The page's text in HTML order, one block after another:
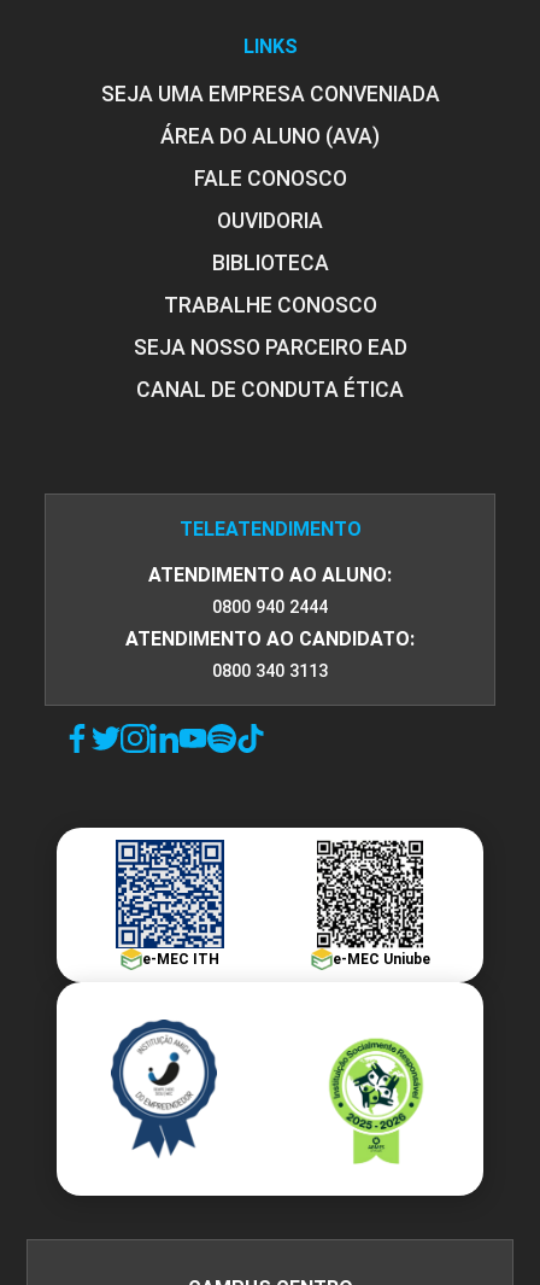
LINKS
SEJA UMA EMPRESA CONVENIADA
ÁREA DO ALUNO (AVA)
FALE CONOSCO
OUVIDORIA
BIBLIOTECA
TRABALHE CONOSCO
SEJA NOSSO PARCEIRO EAD
CANAL DE CONDUTA ÉTICA
TELEATENDIMENTO
ATENDIMENTO AO ALUNO:
0800 940 2444
ATENDIMENTO AO CANDIDATO:
0800 340 3113
e-MEC ITH e-MEC Uniube